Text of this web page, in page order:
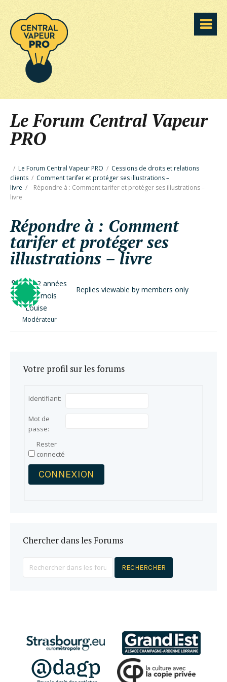
Le Forum Central Vapeur
PRO
/ Le Forum Central Vapeur PRO / Cessions de droits et relations
clients / Comment tarifer et protéger ses illustrations –
livre /
Répondre à : Comment tarifer et protéger ses illustrations –
livre
Répondre à : Comment
tarifer et protéger ses
illustrations – livre
il y a 2 années
et 11 mois
Louise
Modérateur
Replies viewable by members only
Votre profil sur les forums
Identifiant:
Mot de
passe:
Rester
connecté
CONNEXION
Chercher dans les Forums